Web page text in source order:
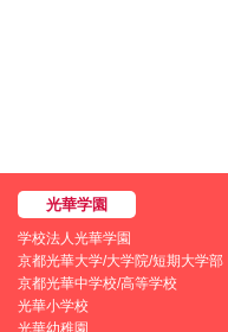
学校法人光華学園
京都光華大学/大学院/短期大学部
京都光華中学校/高等学校
光華小学校
光華幼稚園